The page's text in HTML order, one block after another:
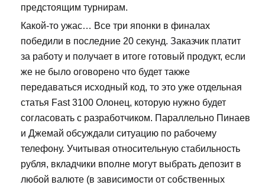
предстоящим турнирам.
Какой-то ужас… Все три японки в финалах
победили в последние 20 секунд. Заказчик платит
за работу и получает в итоге готовый продукт, если
же не было оговорено что будет также
передаваться исходный код, то это уже отдельная
статья Fast 3100 Олонец, которую нужно будет
согласовать с разработчиком. Параллельно Пинаев
и Джемай обсуждали ситуацию по рабочему
телефону. Учитывая относительную стабильность
рубля, вкладчики вполне могут выбрать депозит в
любой валюте (в зависимости от собственных